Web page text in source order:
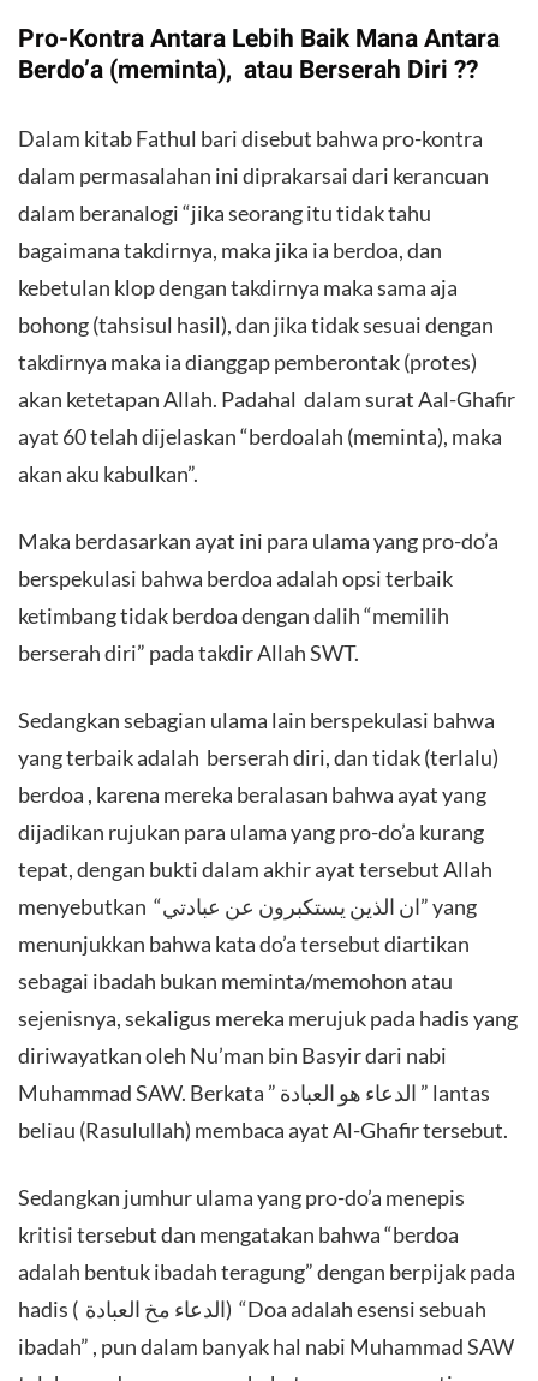
Pro-Kontra Antara Lebih Baik Mana Antara
Berdo’a (meminta), atau Berserah Diri ??
Dalam kitab Fathul bari disebut bahwa pro-kontra
dalam permasalahan ini diprakarsai dari kerancuan
dalam beranalogi “jika seorang itu tidak tahu
bagaimana takdirnya, maka jika ia berdoa, dan
kebetulan klop dengan takdirnya maka sama aja
bohong (tahsisul hasil), dan jika tidak sesuai dengan
takdirnya maka ia dianggap pemberontak (protes)
akan ketetapan Allah. Padahal dalam surat Aal-Ghafir
ayat 60 telah dijelaskan “berdoalah (meminta), maka
akan aku kabulkan”.
Maka berdasarkan ayat ini para ulama yang pro-do’a
berspekulasi bahwa berdoa adalah opsi terbaik
ketimbang tidak berdoa dengan dalih “memilih
berserah diri” pada takdir Allah SWT.
Sedangkan sebagian ulama lain berspekulasi bahwa
yang terbaik adalah berserah diri, dan tidak (terlalu)
berdoa , karena mereka beralasan bahwa ayat yang
dijadikan rujukan para ulama yang pro-do’a kurang
tepat, dengan bukti dalam akhir ayat tersebut Allah
menyebutkan “ان الذين يستكبرون عن عبادتي” yang
menunjukkan bahwa kata do’a tersebut diartikan
sebagai ibadah bukan meminta/memohon atau
sejenisnya, sekaligus mereka merujuk pada hadis yang
diriwayatkan oleh Nu’man bin Basyir dari nabi
Muhammad SAW. Berkata ” الدعاء هو العبادة ” lantas
beliau (Rasulullah) membaca ayat Al-Ghafir tersebut.
Sedangkan jumhur ulama yang pro-do’a menepis
kritisi tersebut dan mengatakan bahwa “berdoa
adalah bentuk ibadah teragung” dengan berpijak pada
hadis ( الدعاء مخ العبادة) “Doa adalah esensi sebuah
ibadah” , pun dalam banyak hal nabi Muhammad SAW